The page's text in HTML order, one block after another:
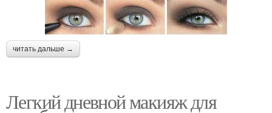
читать дальше →
Легкий дневной макияж для